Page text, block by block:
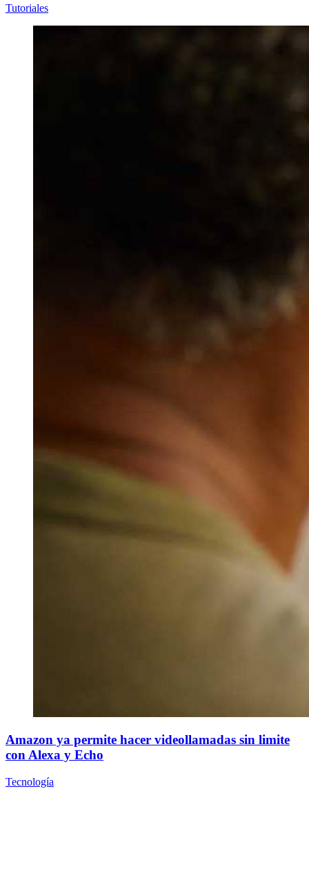
Tutoriales
Amazon ya permite hacer videollamadas sin limite
con Alexa y Echo
Tecnología